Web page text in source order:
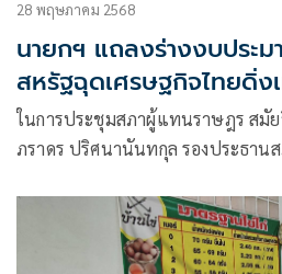
28 พฤษภาคม 2568
นายกฯ แถลงร่างงบประ
สหรัฐฉุดเศรษฐกิจไทยดิ่ง
ในการประชุมสภาผู้แทนราษฎร สมั
ภราดร ปริศนานันทกุล รองประธา
งบประมาณรายจ่ายประจำปีงบประ
ล้านล้านบาท วาระแรก